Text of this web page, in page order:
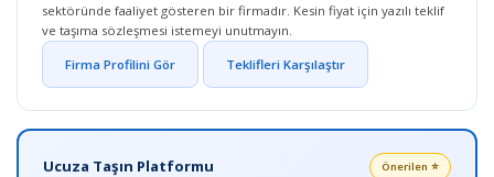
sektöründe faaliyet gösteren bir firmadır. Kesin fiyat için yazılı teklif
ve taşıma sözleşmesi istemeyi unutmayın.
Firma Profilini Gör Teklifleri Karşılaştır
Ucuza Taşın Platformu Önerilen ⭐